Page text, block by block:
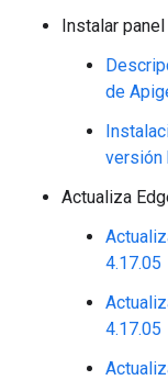
Instalar
de
versión
Actualiza
4.17.05
4.17.05